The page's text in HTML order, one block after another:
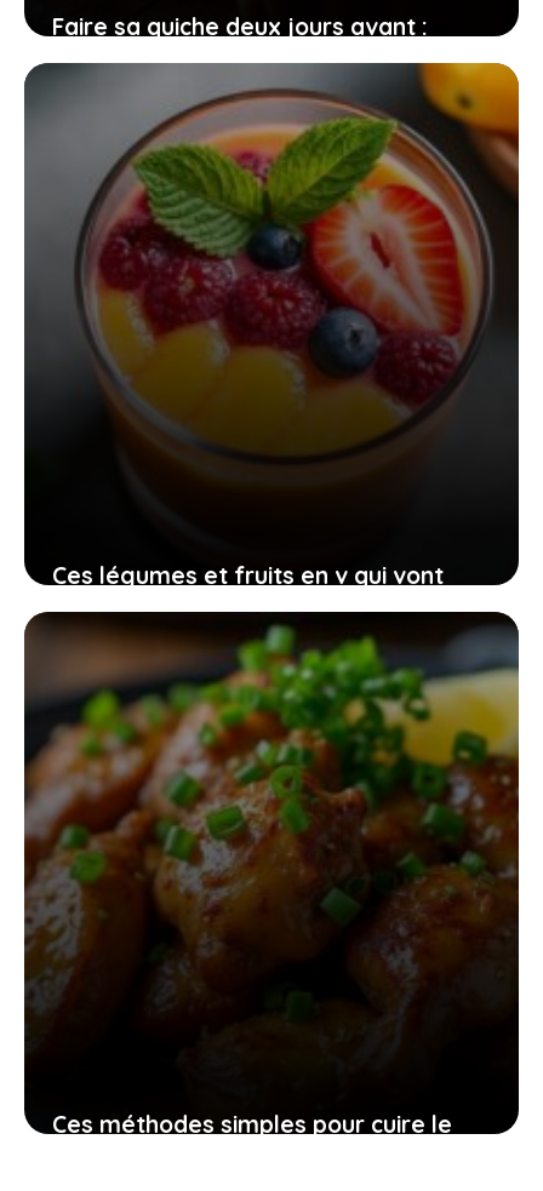
Faire sa quiche deux jours avant :
astuces essentielles pour un plat
impeccable à chaque fois
23 mai 2026
Ces légumes et fruits en v qui vont
égayer vos assiettes et votre santé
au quotidien
21 mai 2026
Ces méthodes simples pour cuire le